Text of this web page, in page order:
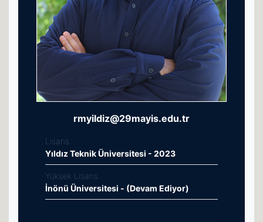
rmyildiz@29mayis.edu.tr
Lisans
Yıldız Teknik Üniversitesi - 2023
Yüksek Lisans
İnönü Üniversitesi - (Devam Ediyor)